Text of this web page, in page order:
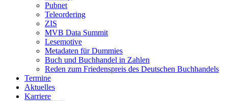
Pubnet
Teleordering
ZIS
MVB Data Summit
Lesemotive
Metadaten für Dummies
Buch und Buchhandel in Zahlen
Reden zum Friedenspreis des Deutschen Buchhandels
Termine
Aktuelles
Karriere